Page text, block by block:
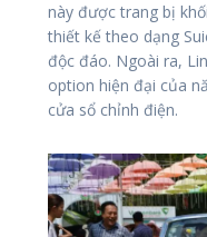
này được trang bị
thiết kế theo dạng
độc đáo. Ngoài ra,
option hiện đại của
cửa sổ chỉnh điện.